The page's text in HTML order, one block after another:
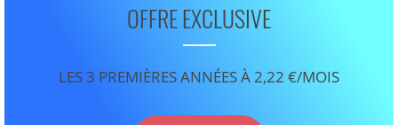
OFFRE EXCLUSIVE
LES 3 PREMIÈRES ANNÉES À 2,22 €/MOIS